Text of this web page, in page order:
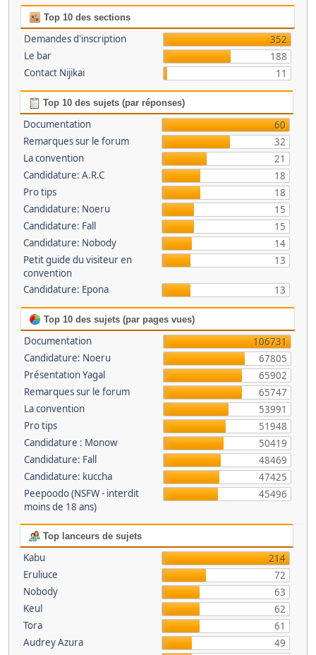
Top 10 des sections
Demandes d'inscription
352
Le bar
188
Contact Nijikai
11
Top 10 des sujets (par réponses)
Documentation
60
Remarques sur le forum
32
La convention
21
Candidature: A.R.C
18
Pro tips
18
Candidature: Noeru
15
Candidature: Fall
15
Candidature: Nobody
14
Petit guide du visiteur en
convention
13
Candidature: Epona 13
Top 10 des sujets (par pages vues)
Documentation
106731
Candidature: Noeru
67805
Présentation Yagal
65902
Remarques sur le forum
65747
La convention
53991
Pro tips
51948
Candidature : Monow
50419
Candidature: Fall
48469
Candidature: kuccha
47425
Peepoodo (NSFW - interdit
moins de 18 ans)
45496
Top lanceurs de sujets
Kabu
214
Eruliuce
72
Nobody
63
Keul
62
Tora
61
Audrey Azura
49